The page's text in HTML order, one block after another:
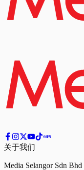
关于我们
Media Selangor Sdn